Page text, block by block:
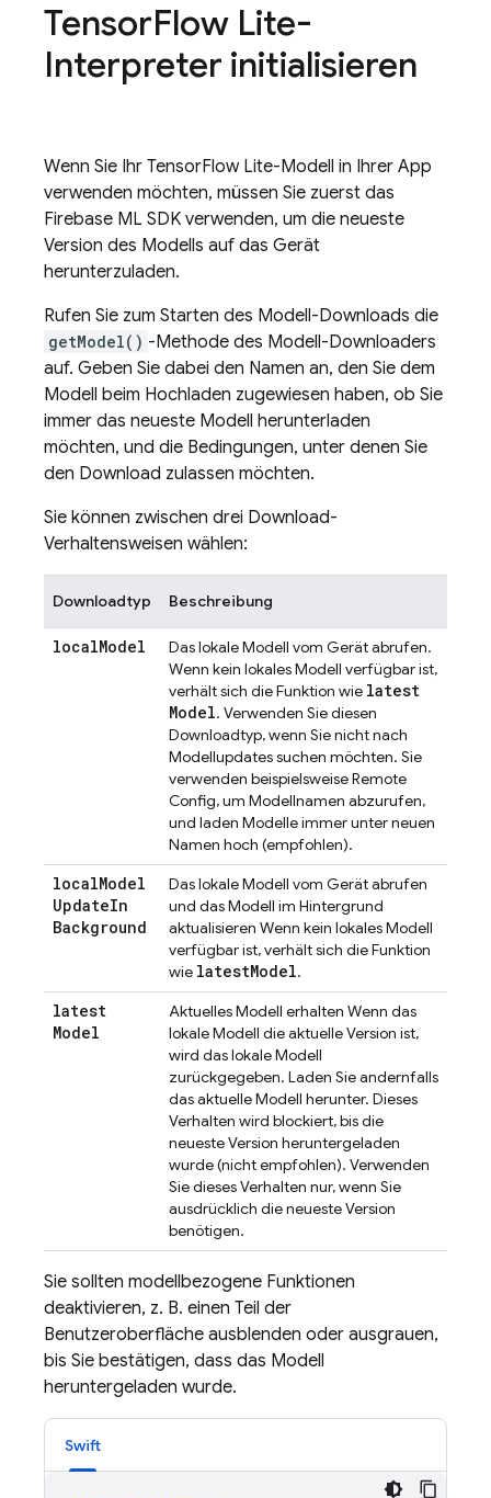
TensorFlow Lite-
Interpreter initialisieren
Wenn Sie Ihr TensorFlow Lite-Modell in Ihrer App
verwenden möchten, müssen Sie zuerst das
Firebase ML SDK verwenden, um die neueste
Version des Modells auf das Gerät
herunterzuladen.
Rufen Sie zum Starten des Modell-Downloads die
getModel() -Methode des Modell-Downloaders
auf. Geben Sie dabei den Namen an, den Sie dem
Modell beim Hochladen zugewiesen haben, ob Sie
immer das neueste Modell herunterladen
möchten, und die Bedingungen, unter denen Sie
den Download zulassen möchten.
Sie können zwischen drei Download-
Verhaltensweisen wählen:
Downloadtyp Beschreibung
localModel
Das lokale Modell vom Gerät abrufen.
Wenn kein lokales Modell verfügbar ist,
verhält sich die Funktion wie latest
Model. Verwenden Sie diesen
Downloadtyp, wenn Sie nicht nach
Modellupdates suchen möchten. Sie
verwenden beispielsweise Remote
Config, um Modellnamen abzurufen,
und laden Modelle immer unter neuen
Namen hoch (empfohlen).
localModel
UpdateIn
Background
Das lokale Modell vom Gerät abrufen
und das Modell im Hintergrund
aktualisieren Wenn kein lokales Modell
verfügbar ist, verhält sich die Funktion
wie latestModel.
latest
Model
Aktuelles Modell erhalten Wenn das
lokale Modell die aktuelle Version ist,
wird das lokale Modell
zurückgegeben. Laden Sie andernfalls
das aktuelle Modell herunter. Dieses
Verhalten wird blockiert, bis die
neueste Version heruntergeladen
wurde (nicht empfohlen). Verwenden
Sie dieses Verhalten nur, wenn Sie
ausdrücklich die neueste Version
benötigen.
Sie sollten modellbezogene Funktionen
deaktivieren, z. B. einen Teil der
Benutzeroberfläche ausblenden oder ausgrauen,
bis Sie bestätigen, dass das Modell
heruntergeladen wurde.
Swift